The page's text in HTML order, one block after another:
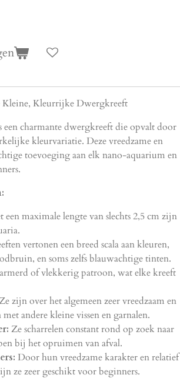
Kleurrijke Dwergkreeft
charmante dwergkreeft die opvalt door
kleurvariatie. Deze vreedzame en
toevoeging aan elk nano-aquarium en
een maximale lengte van slechts 2,5 cm zijn
vertonen een breed scala aan kleuren,
en soms zelfs blauwachtige tinten.
of vlekkerig patroon, wat elke kreeft
zijn over het algemeen zeer vreedzaam en
andere kleine vissen en garnalen.
Ze scharrelen constant rond op zoek naar
bij het opruimen van afval.
Door hun vreedzame karakter en relatief
ze zeer geschikt voor beginners.